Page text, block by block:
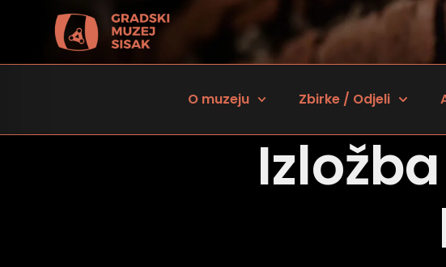
O muzeju Zbirke / Odjeli